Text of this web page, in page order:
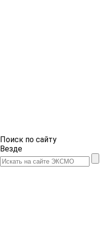
Поиск по сайту
Везде